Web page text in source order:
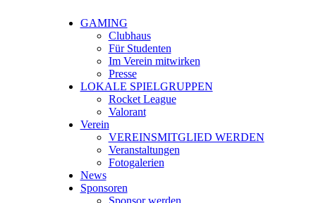
GAMING
Clubhaus
Für Studenten
Im Verein mitwirken
Presse
LOKALE SPIELGRUPPEN
Rocket League
Valorant
Verein
VEREINSMITGLIED WERDEN
Veranstaltungen
Fotogalerien
News
Sponsoren
Sponsor werden